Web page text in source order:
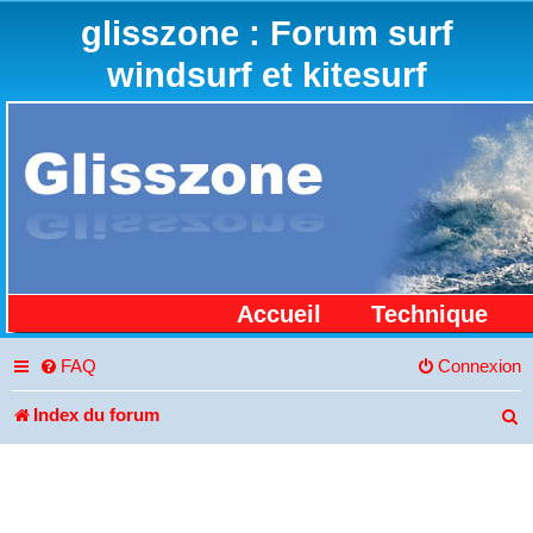
glisszone : Forum surf
windsurf et kitesurf
Accueil Technique
FAQ Connexion
Index du forum